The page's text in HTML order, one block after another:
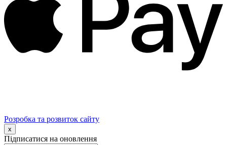
Розробка та розвиток сайту
x
Підписатися на оновлення